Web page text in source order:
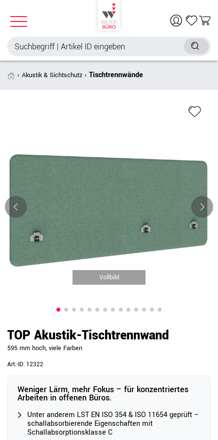
Akustik & Sichtschutz Tischtrennwände
Vollbild
TOP Akustik-Tischtrennwand
595 mm hoch, viele Farben
Art.-ID: 12322
Weniger Lärm, mehr Fokus – für konzentriertes
Arbeiten in offenen Büros.
Unter anderem LST EN ISO 354 & ISO 11654 geprüft –
schallabsorbierende Eigenschaften mit
Schallabsorptionsklasse C